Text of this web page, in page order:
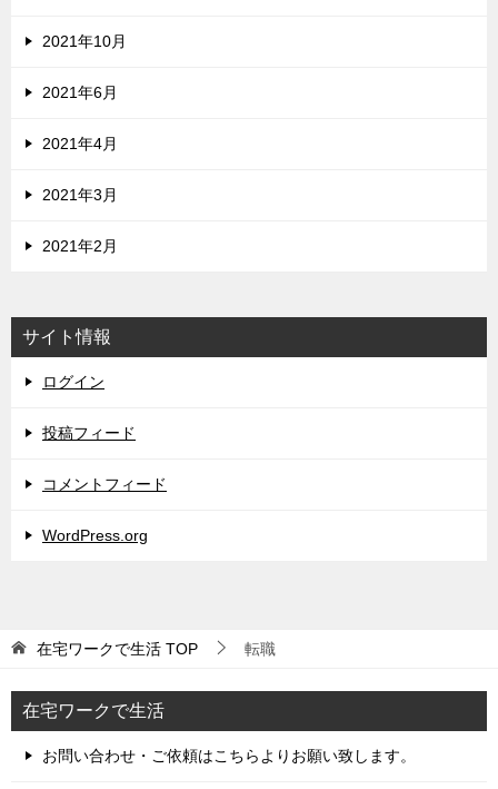
2021年10月
2021年6月
2021年4月
2021年3月
2021年2月
サイト情報
ログイン
投稿フィード
コメントフィード
WordPress.org
在宅ワークで生活 TOP 転職
在宅ワークで生活
お問い合わせ・ご依頼はこちらよりお願い致します。